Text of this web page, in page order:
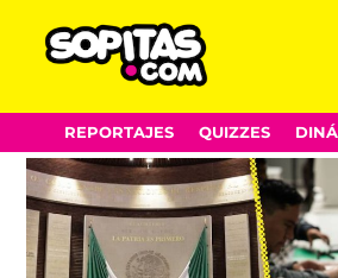
Skip
to
content
REPORTAJES QUIZZES